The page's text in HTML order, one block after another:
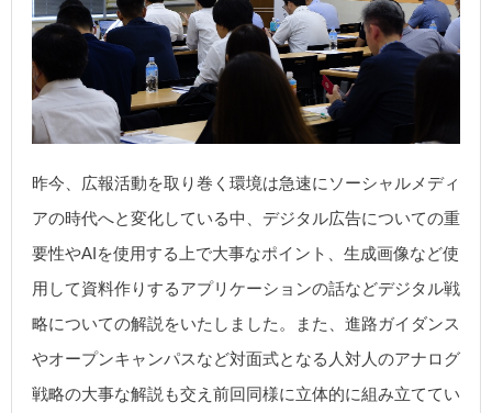
昨今、広報活動を取り巻く環境は急速にソーシャルメディ
アの時代へと変化している中、デジタル広告についての重
要性やAIを使用する上で大事なポイント、生成画像など使
用して資料作りするアプリケーションの話などデジタル戦
略についての解説をいたしました。また、進路ガイダンス
やオープンキャンパスなど対面式となる人対人のアナログ
戦略の大事な解説も交え前回同様に立体的に組み立ててい